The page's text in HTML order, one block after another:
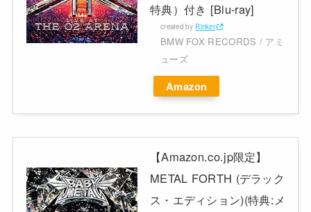
特典）付き [Blu-ray]
created by Rinker
BMW FOX RECORDS / アミ
ューズ
Amazon
【Amazon.co.jp限定】
METAL FORTH (デラック
ス・エディション)(特典:メ